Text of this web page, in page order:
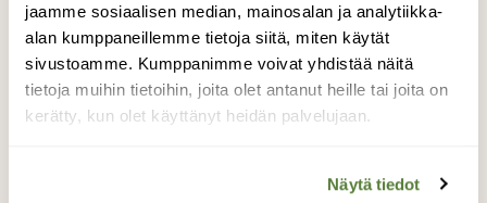
jaamme sosiaalisen median, mainosalan ja analytiikka-
alan kumppaneillemme tietoja siitä, miten käytät
sivustoamme. Kumppanimme voivat yhdistää näitä
tietoja muihin tietoihin, joita olet antanut heille tai joita on
kerätty, kun olet käyttänyt heidän palvelujaan.
Näytä tiedot
Vihervarpunen
vihervarpunen (Spinus spinus)
Valokuvaaja: Markku Saarinen, Paimela 13.3